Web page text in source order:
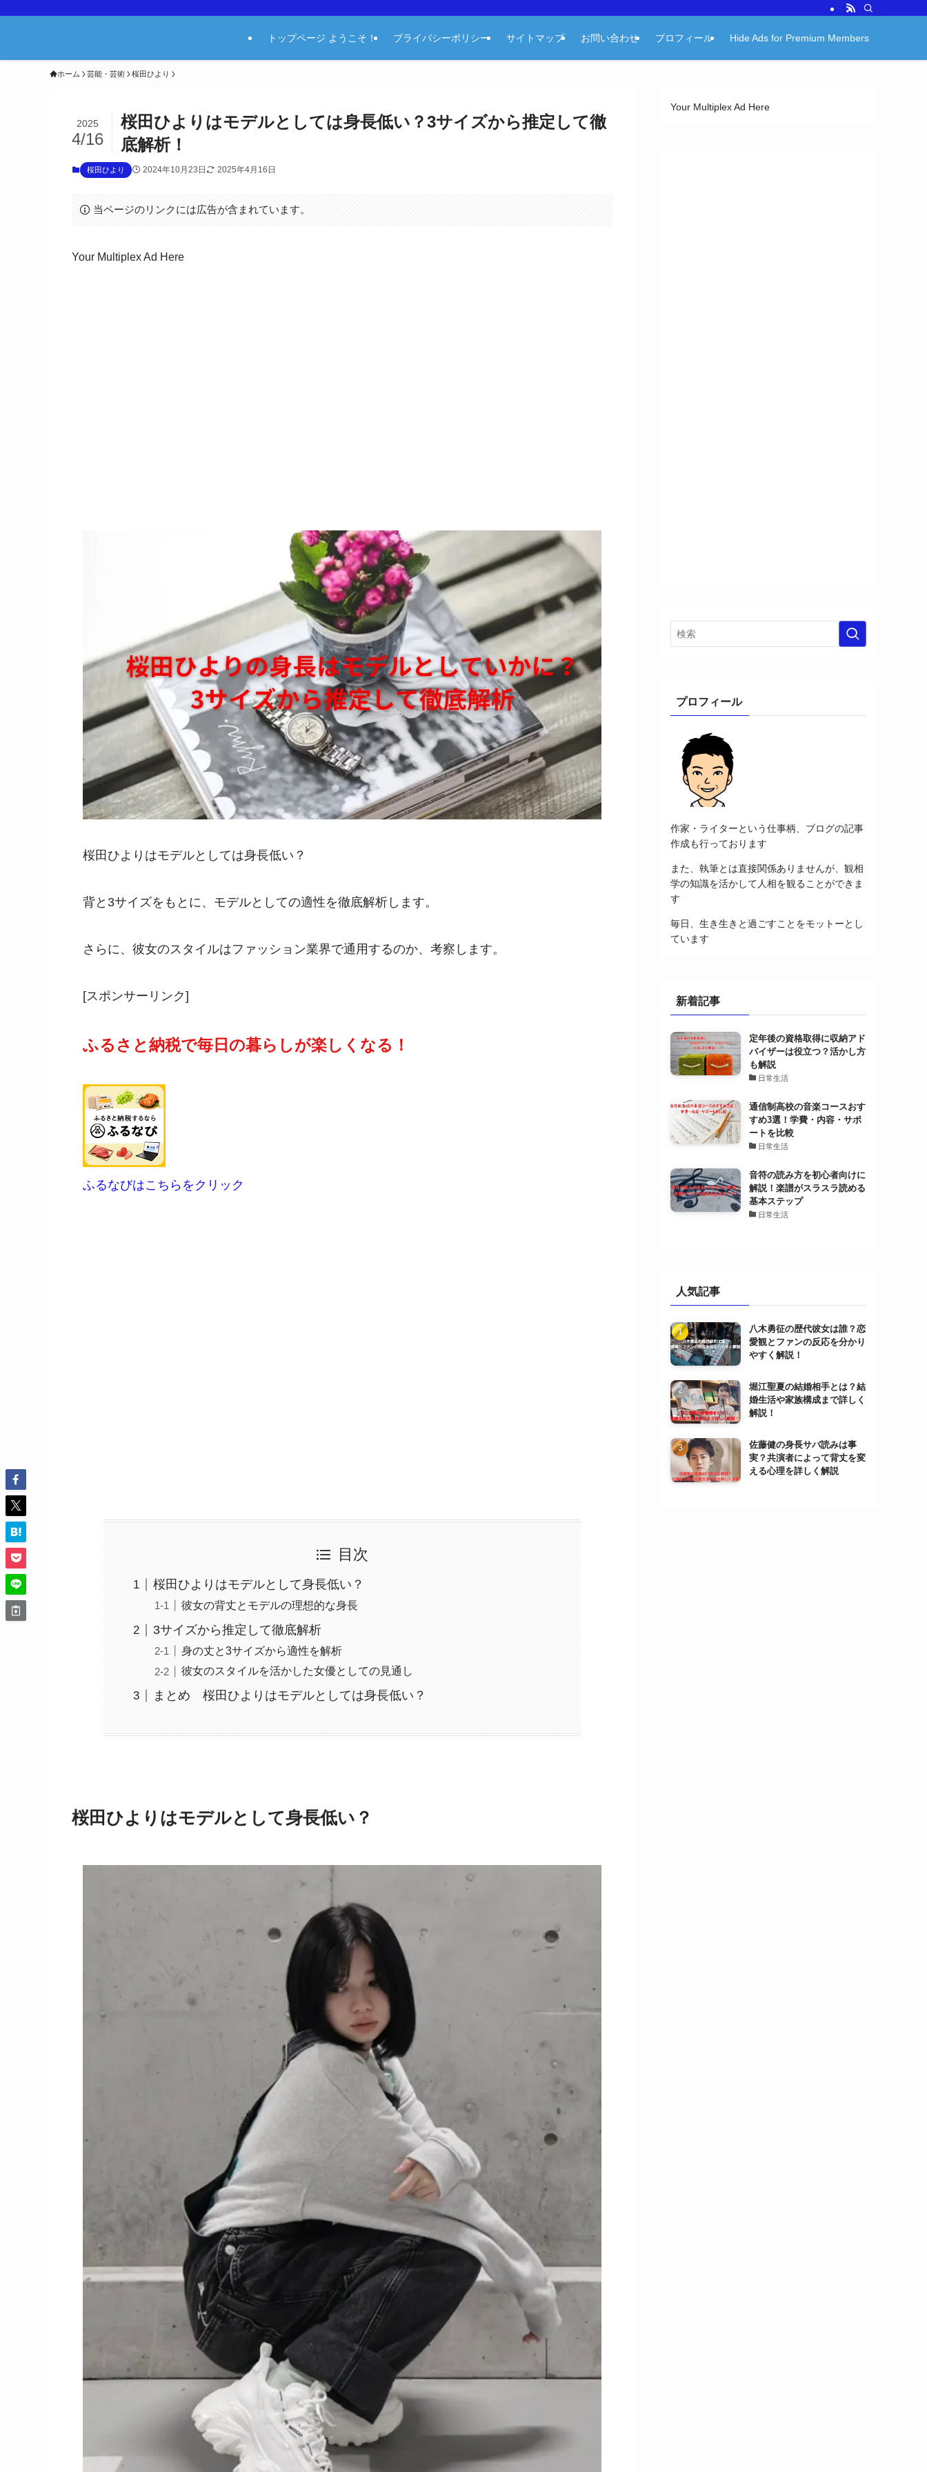
トップページ ようこそ！ プライバシーポリシー サイトマップ お問い合わせ プロフィール Hide Ads for Premium Members
ホーム 芸能・芸術 桜田ひより
桜田ひよりはモデルとしては身長低い？3サイズから推定して徹
底解析！
2025
4/16
桜田ひより 2024年10月23日 2025年4月16日
当ページのリンクには広告が含まれています。
Your Multiplex Ad Here
桜田ひよりはモデルとしては身長低い？
背と3サイズをもとに、モデルとしての適性を徹底解析します。
さらに、彼女のスタイルはファッション業界で通用するのか、考察します。
[スポンサーリンク]
ふるさと納税で毎日の暮らしが楽しくなる！
ふるなびはこちらをクリック
目次
桜田ひよりはモデルとして身長低い？
彼女の背丈とモデルの理想的な身長
3サイズから推定して徹底解析
身の丈と3サイズから適性を解析
彼女のスタイルを活かした女優としての見通し
まとめ 桜田ひよりはモデルとしては身長低い？
桜田ひよりはモデルとして身長低い？
Your Multiplex Ad Here
プロフィール
作家・ライターという仕事柄、ブログの記事
作成も行っております
また、執筆とは直接関係ありませんが、観相
学の知識を活かして人相を観ることができま
す
毎日、生き生きと過ごすことをモットーとし
ています
新着記事
定年後の資格取得に収納アド
バイザーは役立つ？活かし方
も解説
日常生活
通信制高校の音楽コースおす
すめ3選！学費・内容・サポ
ートを比較
日常生活
音符の読み方を初心者向けに
解説！楽譜がスラスラ読める
基本ステップ
日常生活
人気記事
八木勇征の歴代彼女は誰？恋
愛観とファンの反応を分かり
やすく解説！
堀江聖夏の結婚相手とは？結
婚生活や家族構成まで詳しく
解説！
佐藤健の身長サバ読みは事
実？共演者によって背丈を変
える心理を詳しく解説